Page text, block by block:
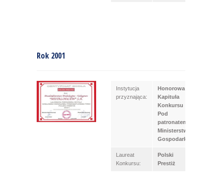
Rok 2001
Instytucja
przyznająca:
Honorowa
Kapituła
Konkursu
Pod
patronatem
Ministerstwa
Gospodarki
Laureat
Konkursu:
Polski
Prestiż